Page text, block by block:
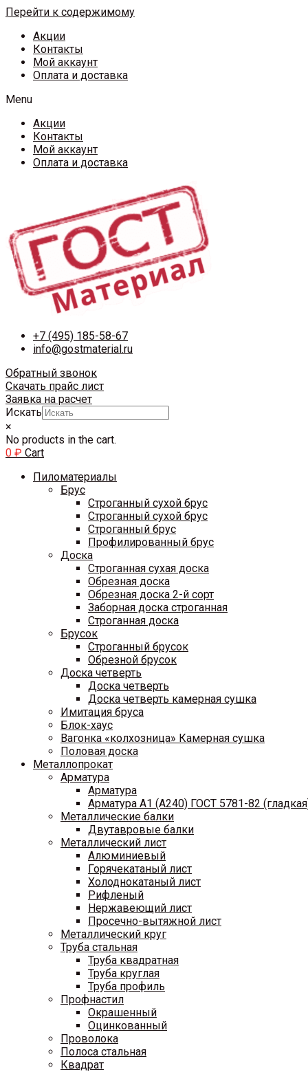
Перейти к содержимому
Акции
Контакты
Мой аккаунт
Оплата и доставка
Menu
Акции
Контакты
Мой аккаунт
Оплата и доставка
+7 (495) 185-58-67
info@gostmaterial.ru
Обратный звонок
Скачать прайс лист
Заявка на расчет
Искать
×
No products in the cart.
0 ₽ Cart
Пиломатериалы
Брус
Строганный сухой брус
Строганный сухой брус
Строганный брус
Профилированный брус
Доска
Строганная сухая доска
Обрезная доска
Обрезная доска 2-й сорт
Заборная доска строганная
Строганная доска
Брусок
Строганный брусок
Обрезной брусок
Доска четверть
Доска четверть
Доска четверть камерная сушка
Имитация бруса
Блок-хаус
Вагонка «колхозница» Камерная сушка
Половая доска
Металлопрокат
Арматура
Арматура
Арматура A1 (A240) ГОСТ 5781-82
Металлические балки
Двутавровые балки
Металлический лист
Алюминиевый
Горячекатаный лист
Холоднокатаный лист
Рифленый
Нержавеющий лист
Просечно-вытяжной лист
Металлический круг
Труба стальная
Труба квадратная
Труба круглая
Труба профиль
Профнастил
Окрашенный
Оцинкованный
Проволока
Полоса стальная
Квадрат